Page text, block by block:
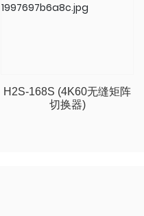
H2S-168S (4K60无缝矩阵
切换器)